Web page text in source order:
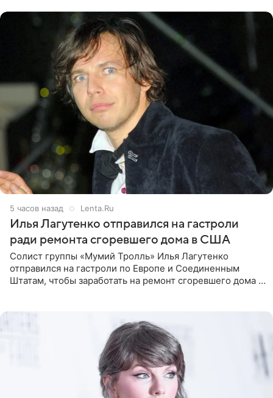
5 часов назад Lenta.Ru
Илья Лагутенко отправился на гастроли
ради ремонта сгоревшего дома в США
Солист группы «Мумий Тролль» Илья Лагутенко
отправился на гастроли по Европе и Соединенным
Штатам, чтобы заработать на ремонт сгоревшего дома в